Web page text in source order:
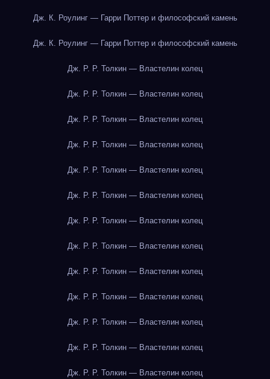
Дж. К. Роулинг — Гарри Поттер и философский камень
Дж. К. Роулинг — Гарри Поттер и философский камень
Дж. Р. Р. Толкин — Властелин колец
Дж. Р. Р. Толкин — Властелин колец
Дж. Р. Р. Толкин — Властелин колец
Дж. Р. Р. Толкин — Властелин колец
Дж. Р. Р. Толкин — Властелин колец
Дж. Р. Р. Толкин — Властелин колец
Дж. Р. Р. Толкин — Властелин колец
Дж. Р. Р. Толкин — Властелин колец
Дж. Р. Р. Толкин — Властелин колец
Дж. Р. Р. Толкин — Властелин колец
Дж. Р. Р. Толкин — Властелин колец
Дж. Р. Р. Толкин — Властелин колец
Дж. Р. Р. Толкин — Властелин колец